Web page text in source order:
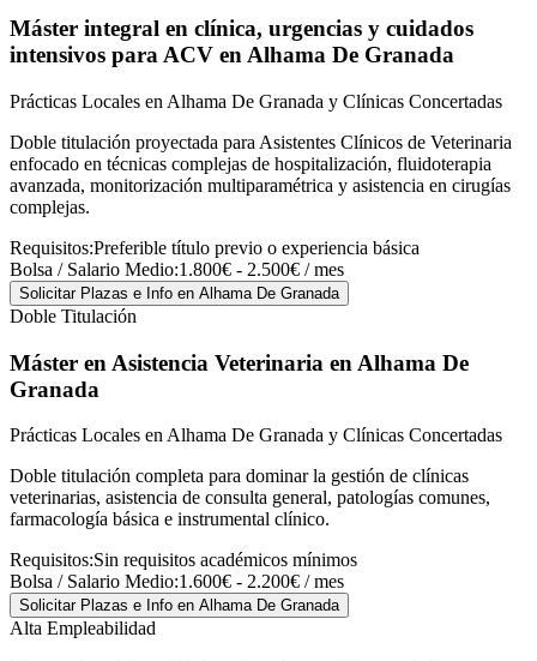
Máster integral en clínica, urgencias y cuidados
intensivos para ACV en Alhama De Granada
Prácticas Locales en Alhama De Granada y Clínicas Concertadas
Doble titulación proyectada para Asistentes Clínicos de Veterinaria
enfocado en técnicas complejas de hospitalización, fluidoterapia
avanzada, monitorización multiparamétrica y asistencia en cirugías
complejas.
Requisitos:Preferible título previo o experiencia básica
Bolsa / Salario Medio:1.800€ - 2.500€ / mes
Solicitar Plazas e Info en Alhama De Granada
Doble Titulación
Máster en Asistencia Veterinaria en Alhama De
Granada
Prácticas Locales en Alhama De Granada y Clínicas Concertadas
Doble titulación completa para dominar la gestión de clínicas
veterinarias, asistencia de consulta general, patologías comunes,
farmacología básica e instrumental clínico.
Requisitos:Sin requisitos académicos mínimos
Bolsa / Salario Medio:1.600€ - 2.200€ / mes
Solicitar Plazas e Info en Alhama De Granada
Alta Empleabilidad